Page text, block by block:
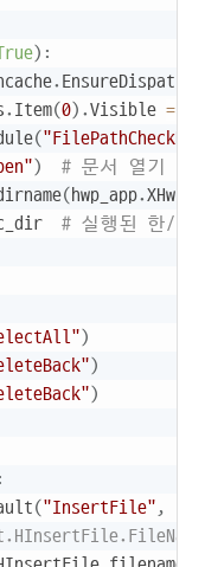
) :
. EnsureDispatch
. Item(0) .Visible =
(
)
# 문서 열기 다
(hwp_app.
# 실행된 한/글
)
)
)
:
("InsertFile" ,